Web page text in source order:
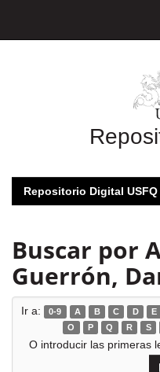
Repositorio Digital USFQ
Buscar por
Guerrón,
Ir a: 0-9 A B C D E
O
P Q R S
O introducir las primeras